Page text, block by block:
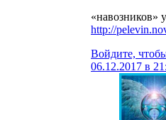
«навозников»
http://
Войдите,
06.12.2017 в